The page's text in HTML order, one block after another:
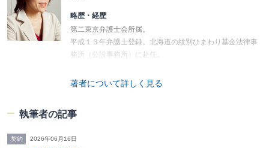
略歴・経歴
第二東京弁護士会所属。
平成１３年弁護士登録。北海道の紋別ひまわり基金法律事
務所（公設事務所）に赴任。
至る。
属。
ヤー契約等高齢者、障がい者の事件を多く担当する。
著者について詳しく見る
執筆者の記事
契約 2026年06月16日